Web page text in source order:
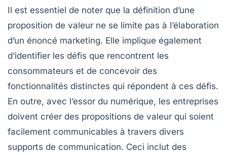
Il est essentiel de noter que la définition d’une
proposition de valeur ne se limite pas à l’élaboration
d’un énoncé marketing. Elle implique également
d’identifier les défis que rencontrent les
consommateurs et de concevoir des
fonctionnalités distinctes qui répondent à ces défis.
En outre, avec l’essor du numérique, les entreprises
doivent créer des propositions de valeur qui soient
facilement communicables à travers divers
supports de communication. Ceci inclut des